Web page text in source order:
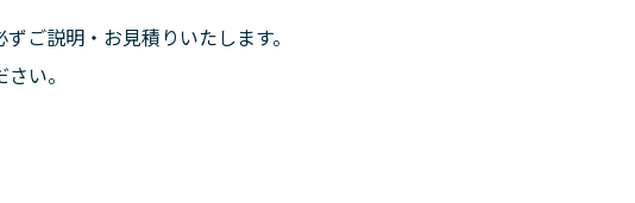
ご説明・お見積りいたします。
い。